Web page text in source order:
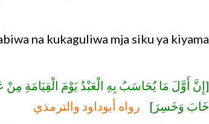
na kukaguliwa mja siku ya kiyama
[إِنَّ أَوَّلَ مَا يُحَاسَبُ بِهِ الْعَبْدُ يَوْمَ الْقِيَامَةِ
خَابَ وَخَسِرَ]
رواه أبوداود والترمذي